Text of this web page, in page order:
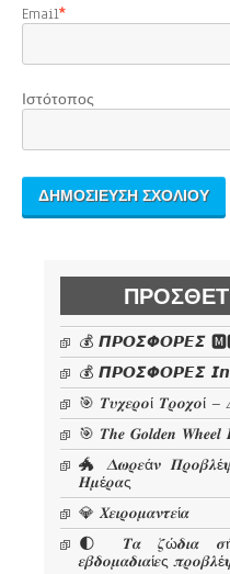
Email*
Ιστότοπος
💰 𝞟𝞠𝞞𝞢𝞥𝞞𝞠𝞔𝞢
💰 𝞟𝞠𝞞𝞢𝞥𝞞𝞠𝞔𝞢
🎯 𝜯𝝊𝝌𝜺𝝆𝝄ί 𝜯𝝆𝝄𝝌𝝄ί
🎯 𝑻𝒉𝒆 𝑮𝒐𝒍𝒅𝒆𝒏 𝑾𝒉𝒆𝒆𝒍
🐲 𝜟𝝎𝝆𝜺ά𝝂
𝜢𝝁έ𝝆𝜶ς
💎 𝜲𝜺𝜾𝝆𝝄𝝁𝜶𝝂𝝉𝜺ί𝜶
🌓 𝜯𝜶 𝜻ώ𝜹𝜾𝜶
𝜺𝜷𝜹𝝄𝝁𝜶𝜹𝜾𝜶ί𝜺ς